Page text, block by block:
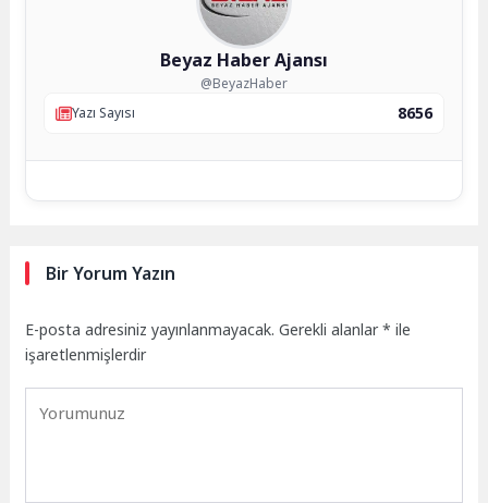
Beyaz Haber Ajansı
@BeyazHaber
Yazı Sayısı
8656
Bir Yorum Yazın
E-posta adresiniz yayınlanmayacak. Gerekli alanlar* ile
işaretlenmişlerdir